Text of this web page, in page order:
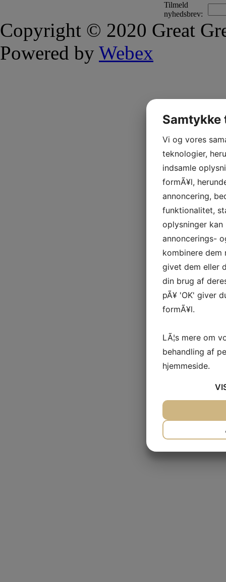
Tilmeld
nyhedsbrev:
Copyright © 2020 Great
Powered by Webex
Vi og vores
teknologier,
indsamle
formÃ¥l,
annoncering,
funktionalitet,
oplysninger
annoncerings-
kombinere dem
givet dem eller
din brug af
pÃ¥ 'OK' giver
formÃ¥l.
LÃ¦s mere om
behandling af
hjemmeside.